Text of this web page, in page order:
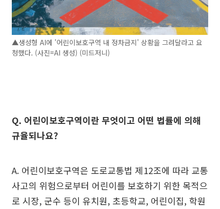
▲생성형 AI에 '어린이보호구역 내 정차금지' 상황을 그려달라고 요
청했다. (사진=AI 생성) (미드저니)
Q. 어린이보호구역이란 무엇이고 어떤 법률에 의해
규율되나요?
A. 어린이보호구역은 도로교통법 제12조에 따라 교통
사고의 위험으로부터 어린이를 보호하기 위한 목적으
로 시장, 군수 등이 유치원, 초등학교, 어린이집, 학원